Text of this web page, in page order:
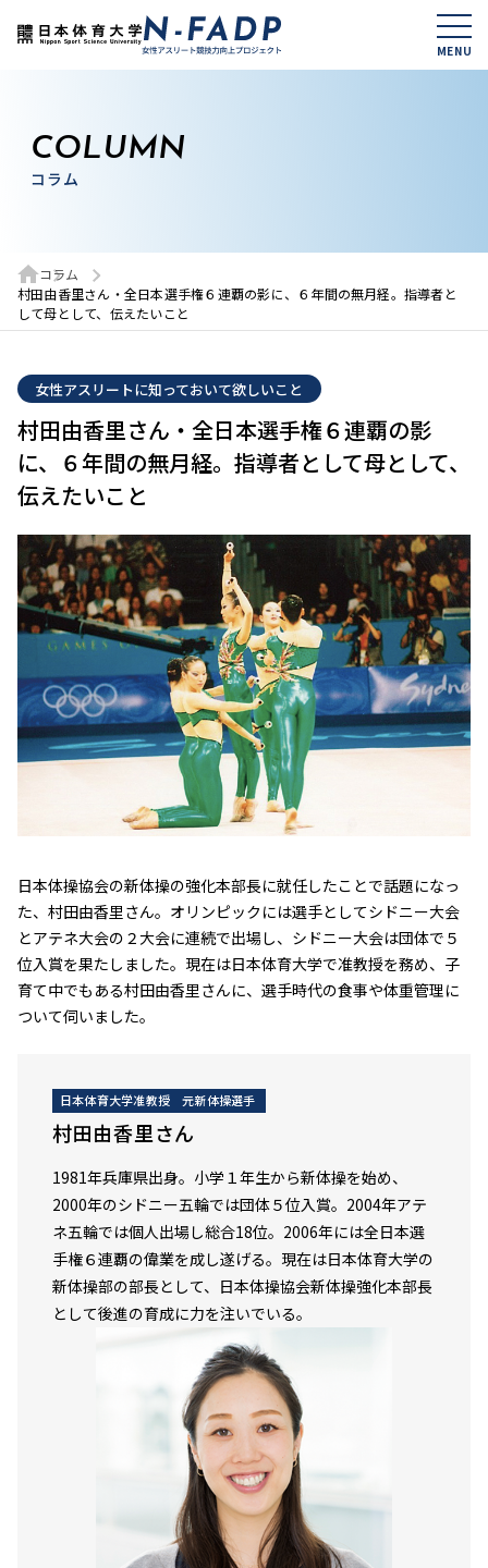
MENU
- 女性アスリートと男性アスリートの違い
教育プログラム
- 選手用テキスト
- 指導者用ガイド
コラム
研究プロジェクト
ABOUT US
お知らせ
サイトポリシー
個人情報保護ポリシー
COLUMN
コラム
コラム
村田由香里さん・全日本選手権６連覇の影に、６年間の無月経。指導者と
して母として、伝えたいこと
女性アスリートに知っておいて欲しいこと
村田由香里さん・全日本選手権６連覇の影
に、６年間の無月経。指導者として母として、
伝えたいこと
日本体操協会の新体操の強化本部長に就任したことで話題になっ
た、村田由香里さん。オリンピックには選手としてシドニー大会
とアテネ大会の２大会に連続で出場し、シドニー大会は団体で５
位入賞を果たしました。現在は日本体育大学で准教授を務め、子
育て中でもある村田由香里さんに、選手時代の食事や体重管理に
ついて伺いました。
日本体育大学准教授 元新体操選手
村田由香里さん
1981年兵庫県出身。小学１年生から新体操を始め、
2000年のシドニー五輪では団体５位入賞。2004年アテ
ネ五輪では個人出場し総合18位。2006年には全日本選
手権６連覇の偉業を成し遂げる。現在は日本体育大学の
新体操部の部長として、日本体操協会新体操強化本部長
として後進の育成に力を注いでいる。